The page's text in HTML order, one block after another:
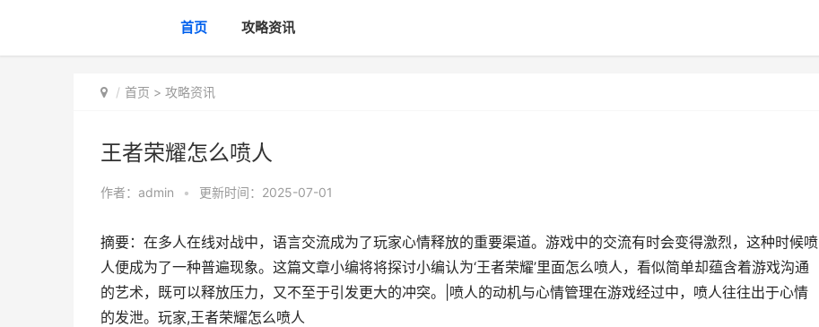
首页 攻略资讯
首页 > 攻略资讯
王者荣耀怎么喷人
作者： admin • 更新时间：2025-07-01
摘要：在多人在线对战中，语言交流成为了玩家心情释放的重要渠道。游戏中的交流有时会变得激烈，这种时候喷
人便成为了一种普遍现象。这篇文章小编将将探讨小编认为‘王者荣耀’里面怎么喷人，看似简单却蕴含着游戏沟通
的艺术，既可以释放压力，又不至于引发更大的冲突。|喷人的动机与心情管理在游戏经过中，喷人往往出于心情
的发泄。玩家,王者荣耀怎么喷人